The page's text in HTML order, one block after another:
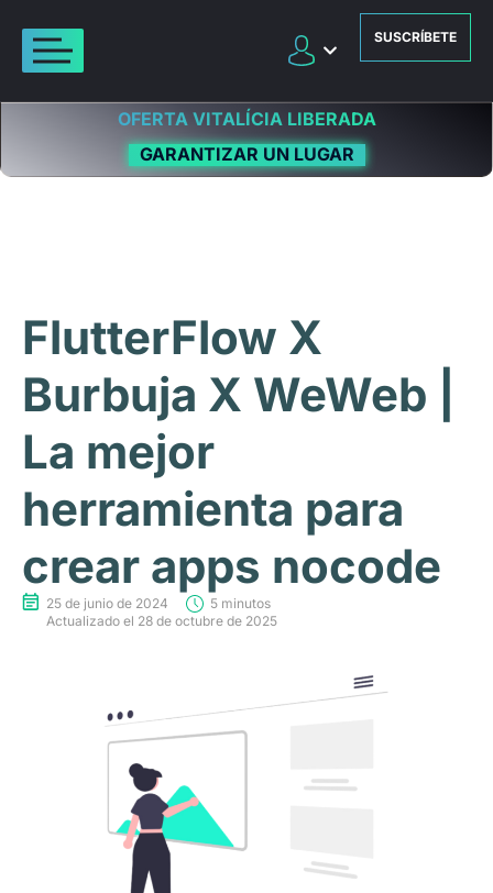
SUSCRÍBETE
OFERTA VITALÍCIA LIBERADA
GARANTIZAR UN LUGAR
FlutterFlow X
Burbuja X WeWeb |
La mejor
herramienta para
crear apps nocode
25 de junio de 2024
5 minutos
Actualizado el 28 de octubre de 2025